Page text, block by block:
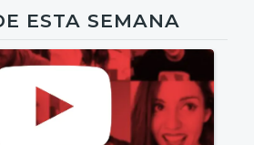
ESTA SEMANA